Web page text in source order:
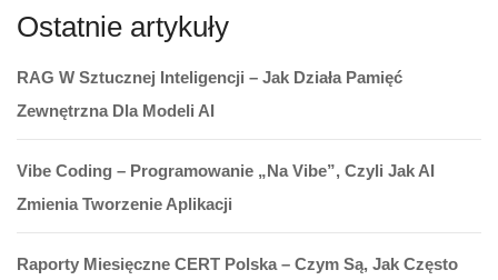
Ostatnie artykuły
RAG W Sztucznej Inteligencji – Jak Działa Pamięć
Zewnętrzna Dla Modeli AI
Vibe Coding – Programowanie „na Vibe”, Czyli Jak AI
Zmienia Tworzenie Aplikacji
Raporty Miesięczne CERT Polska – Czym Są, Jak Często